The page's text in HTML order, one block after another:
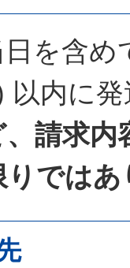
を含め
以内に
請求内
では